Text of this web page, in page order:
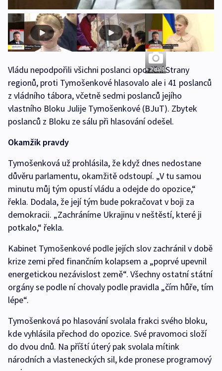
+ 2 další
Vládu nepodpořili všichni poslanci opoziční Strany
regionů, proti Tymošenkové hlasovalo ale i 41 poslanců
z vládního tábora, včetně sedmi poslanců jejího
vlastního Bloku Julije Tymošenkové (BJuT). Zbytek
poslanců z Bloku ze sálu při hlasování odešel.
Okamžik pravdy
Tymošenková už prohlásila, že když dnes nedostane
důvěru parlamentu, okamžitě odstoupí. „V tu samou
minutu můj tým opustí vládu a odejde do opozice,“
řekla. Dodala, že její tým bude pokračovat v boji za
demokracii. „Zachráníme Ukrajinu v neštěstí, které ji
potkalo,“ řekla.
Kabinet Tymošenkové podle jejích slov zachránil v době
krize zemi před finančním kolapsem a „poprvé upevnil
energetickou nezávislost země“. Všechny ostatní státní
orgány se podle ní chovaly podle pravidla „čím hůře, tím
lépe“.
Tymošenková po hlasování svolala frakci svého bloku,
kde vyhlásila přechod do opozice. Své pravomoci složí
do dvou dnů. Na příští úterý pak svolala mítink
národních a vlasteneckých sil, kde pronese programový